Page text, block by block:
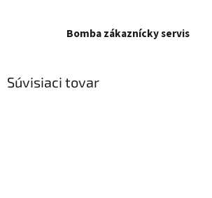
Bomba zákaznícky servis
Súvisiaci tovar